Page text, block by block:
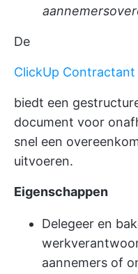
De
ClickUp
biedt een
document voor
snel een
uitvoeren.
Eigenschappen
Delegeer en
aannemers of